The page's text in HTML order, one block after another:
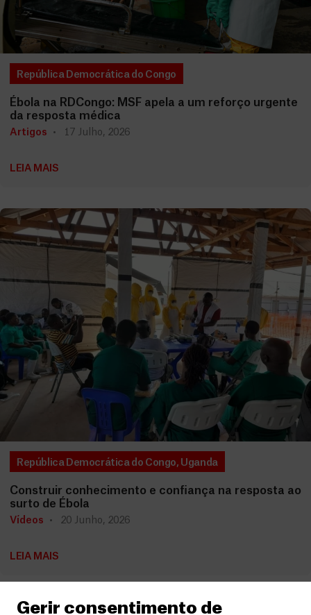
Gerir consentimento de
República Democrática do Congo
Ébola na RDCongo: MSF apela a um reforço urgente
da resposta médica
Artigos 17 Julho, 2026
LEIA MAIS
República Democrática do Congo, Uganda
Construir conhecimento e confiança na resposta ao
surto de Ébola
Vídeos 20 Junho, 2026
LEIA MAIS